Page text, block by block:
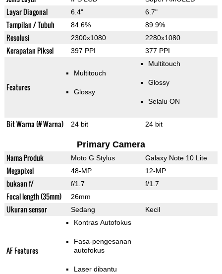
Layar Diagonal 6.4" 6.7"
Tampilan / Tubuh 84.6% 89.9%
Resolusi 2300x1080 2280x1080
Kerapatan Piksel 397 PPI 377 PPI
Features
Multitouch
Glossy
Multitouch
Glossy
Selalu ON
Bit Warna (# Warna) 24 bit 24 bit
Primary Camera
Nama Produk Moto G Stylus Galaxy Note 10 Lite
Megapixel 48-MP 12-MP
bukaan f/ f/1.7 f/1.7
Focal length (35mm) 26mm
Ukuran sensor Sedang Kecil
AF Features
Kontras Autofokus
Fasa-pengesanan
autofokus
Laser dibantu